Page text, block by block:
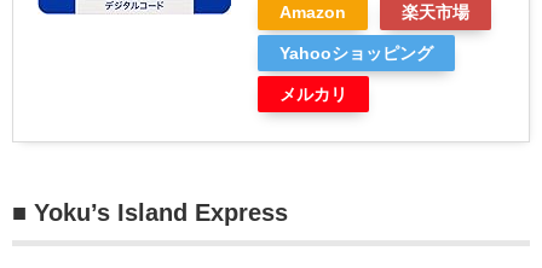
Amazon 楽天市場
Yahooショッピング
メルカリ
■ Yoku’s Island Express